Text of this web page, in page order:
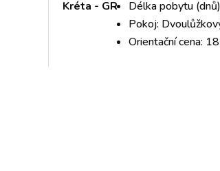
Kréta - GR
Délka pobytu
Pokoj:
Orientační cena: